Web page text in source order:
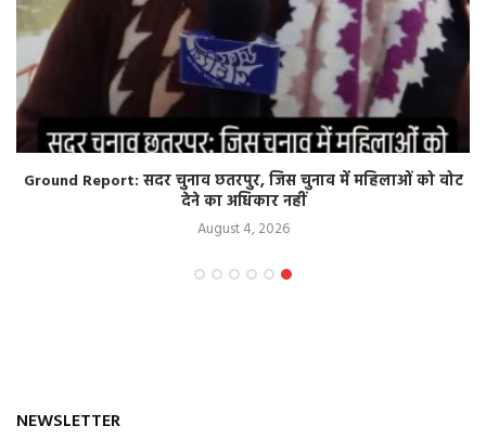
Ground Report: सदर चुनाव छतरपुर, जिस चुनाव में महिलाओं को वोट
देने का अधिकार नहीं
August 4, 2026
NEWSLETTER